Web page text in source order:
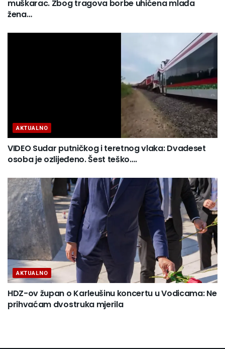
muškarac. Zbog tragova borbe uhićena mlađa
žena…
AKTUALNO
VIDEO Sudar putničkog i teretnog vlaka: Dvadeset
osoba je ozlijeđeno. Šest teško….
AKTUALNO
HDZ-ov župan o Karleušinu koncertu u Vodicama: Ne
prihvaćam dvostruka mjerila